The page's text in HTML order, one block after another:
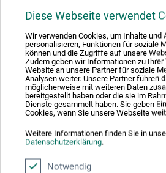
Diese Webseite verwendet
Wir verwenden Cookies, um Inhalte und
personalisieren, Funktionen für soziale
können und die Zugriffe auf unsere
Zudem geben wir Informationen zu
Website an unsere Partner für soziale
Analysen weiter. Unsere Partner führen
möglicherweise mit weiteren Daten
bereitgestellt haben oder die sie im
Dienste gesammelt haben. Sie geben
Cookies, wenn Sie unsere Webseite
Weitere Informationen finden Sie in
Datenschutzerklärung.
Notwendig